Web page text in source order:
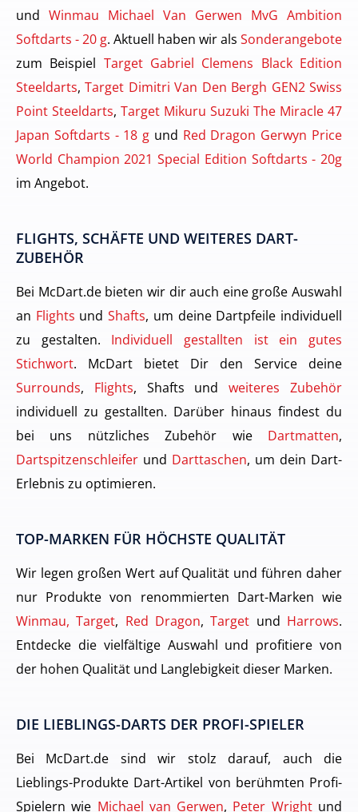
und Winmau Michael Van Gerwen MvG Ambition
Softdarts - 20 g. Aktuell haben wir als Sonderangebote
zum Beispiel Target Gabriel Clemens Black Edition
Steeldarts,Target Dimitri Van Den Bergh GEN2 Swiss
Point Steeldarts, Target Mikuru Suzuki The Miracle 47
Japan Softdarts - 18 g und Red Dragon Gerwyn Price
World Champion 2021 Special Edition Softdarts - 20g
im Angebot.
FLIGHTS, SCHÄFTE UND WEITERES DART-
ZUBEHÖR
Bei McDart.de bieten wir dir auch eine große Auswahl
an Flights undShafts, um deine Dartpfeile individuell
zu gestalten. Individuell gestallten ist ein gutes
Stichwort. McDart bietet Dir den Service deine
Surrounds, Flights, Shafts undweiteres Zubehör
individuell zu gestallten. Darüber hinaus findest du
bei uns nützliches Zubehör wie Dartmatten,
Dartspitzenschleifer und Darttaschen, um dein Dart-
Erlebnis zu optimieren.
TOP-MARKEN FÜR HÖCHSTE QUALITÄT
Wir legen großen Wert auf Qualität und führen daher
nur Produkte von renommierten Dart-Marken wie
Winmau, Target, Red Dragon,Target und Harrows.
Entdecke die vielfältige Auswahl und profitiere von
der hohen Qualität und Langlebigkeit dieser Marken.
DIE LIEBLINGS-DARTS DER PROFI-SPIELER
Bei McDart.de sind wir stolz darauf, auch die
Lieblings-Produkte Dart-Artikel von berühmten Profi-
Spielern wie Michael van Gerwen, Peter Wrightund